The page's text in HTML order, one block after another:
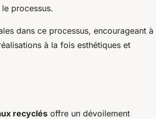
processus.
dans ce processus, encourageant à
à la fois esthétiques et
recyclés offre un dévoilement